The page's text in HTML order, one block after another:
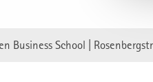
Business School |